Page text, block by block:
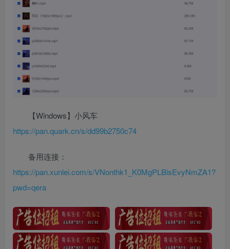
【Windows】小风车
https://pan.quark.cn/s/dd99b2750c74
备用连接：
https://pan.xunlei.com/s/VNonthk1_K0MgPLBisEvyNmZA1?
pwd=qera